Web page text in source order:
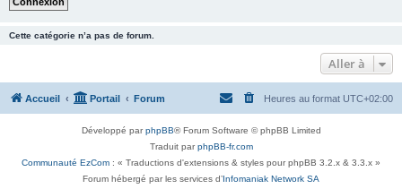
Cette catégorie n’a pas de forum.
Aller à
Accueil Portail Forum Heures au format UTC+02:00
Développé parphpBB® Forum Software © phpBB Limited
Traduit parphpBB-fr.com
Communauté EzCom : « Traductions d'extensions & styles pour phpBB 3.2.x & 3.3.x »
Forum hébergé par les services d’ Infomaniak Network SA